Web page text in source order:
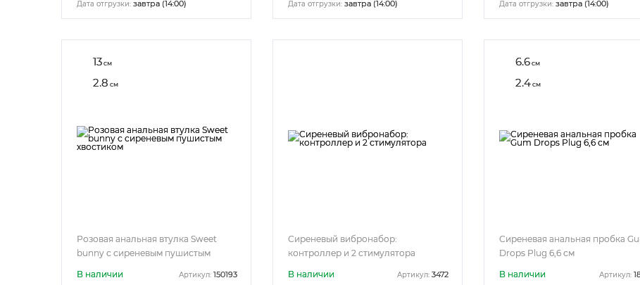
Дата отгрузки: завтра (14:00) Дата отгрузки: завтра (14:00) Дата отгрузки: завтра (14:00)
13см
2.8 см
Розовая анальная втулка Sweet
bunny с сиреневым пушистым
В наличии Артикул: 150193
Сиреневый вибронабор:
контроллер и 2 стимулятора
В наличии
Артикул: 3472
6.6см
2.4см
Сиреневая анальная пробка
Drops Plug 6,6 см
В наличии
Артикул: